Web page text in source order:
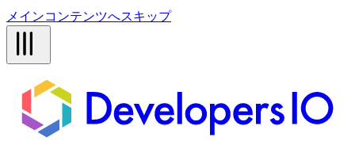
メインコンテンツへスキップ